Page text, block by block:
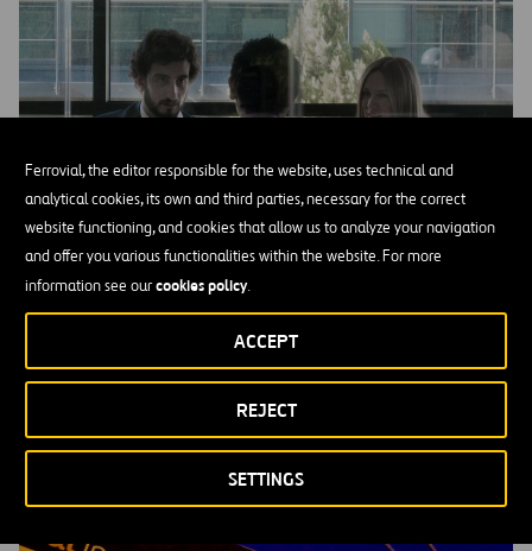
Ferrovial, the editor responsible for the website, uses technical and
analytical cookies, its own and third parties, necessary for the correct
website functioning, and cookies that allow us to analyze your navigation
and offer you various functionalities within the website. For more
information see ourcookies policy.
SETTINGS
REJECT
ACCEPT
MÁS INFORMACIÓN